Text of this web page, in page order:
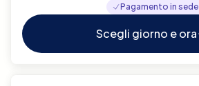
Pagamento in sede
Scegli giorno e ora